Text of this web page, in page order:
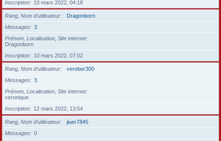
Inscription
10 mars 2022, 04:18
Rang, Nom d’utilisateur
Dragonborn
Messages
3
Prénom, Localisation, Site internet
Dragonborn
Inscription
10 mars 2022, 07:02
Rang, Nom d’utilisateur
verober300
Messages
3
Prénom, Localisation, Site internet
veronique
Inscription
12 mars 2022, 13:54
Rang, Nom d’utilisateur
jiuer7845
Messages
0